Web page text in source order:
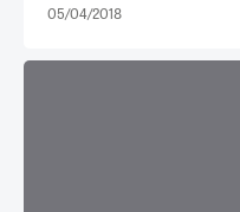
05/04/2018